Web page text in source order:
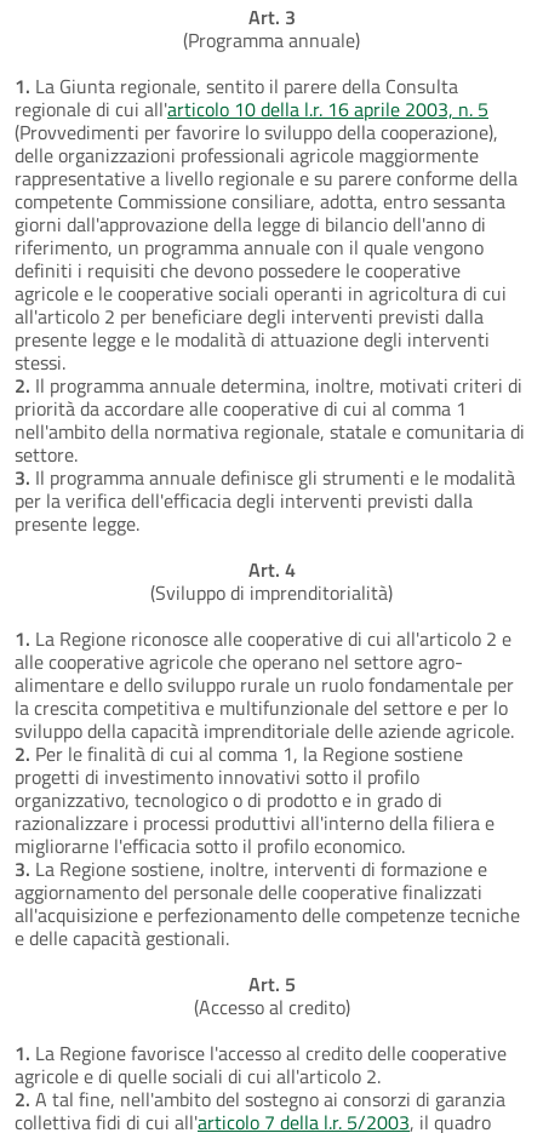
Art. 3
(Programma annuale)
1. La Giunta regionale, sentito il parere della Consulta
regionale di cui all'articolo 10 della l.r. 16 aprile 2003, n. 5
(Provvedimenti per favorire lo sviluppo della cooperazione),
delle organizzazioni professionali agricole maggiormente
rappresentative a livello regionale e su parere conforme della
competente Commissione consiliare, adotta, entro sessanta
giorni dall'approvazione della legge di bilancio dell'anno di
riferimento, un programma annuale con il quale vengono
definiti i requisiti che devono possedere le cooperative
agricole e le cooperative sociali operanti in agricoltura di cui
all'articolo 2 per beneficiare degli interventi previsti dalla
presente legge e le modalità di attuazione degli interventi
stessi.
2. Il programma annuale determina, inoltre, motivati criteri di
priorità da accordare alle cooperative di cui al comma 1
nell'ambito della normativa regionale, statale e comunitaria di
settore.
3. Il programma annuale definisce gli strumenti e le modalità
per la verifica dell'efficacia degli interventi previsti dalla
presente legge.
Art. 4
(Sviluppo di imprenditorialità)
1. La Regione riconosce alle cooperative di cui all'articolo 2 e
alle cooperative agricole che operano nel settore agro-
alimentare e dello sviluppo rurale un ruolo fondamentale per
la crescita competitiva e multifunzionale del settore e per lo
sviluppo della capacità imprenditoriale delle aziende agricole.
2. Per le finalità di cui al comma 1, la Regione sostiene
progetti di investimento innovativi sotto il profilo
organizzativo, tecnologico o di prodotto e in grado di
razionalizzare i processi produttivi all'interno della filiera e
migliorarne l'efficacia sotto il profilo economico.
3. La Regione sostiene, inoltre, interventi di formazione e
aggiornamento del personale delle cooperative finalizzati
all'acquisizione e perfezionamento delle competenze tecniche
e delle capacità gestionali.
Art. 5
(Accesso al credito)
1. La Regione favorisce l'accesso al credito delle cooperative
agricole e di quelle sociali di cui all'articolo 2.
2. A tal fine, nell'ambito del sostegno ai consorzi di garanzia
collettiva fidi di cui all'articolo 7 della l.r. 5/2003, il quadro